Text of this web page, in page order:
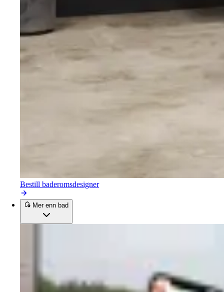
Bestill baderomsdesigner
Mer enn bad